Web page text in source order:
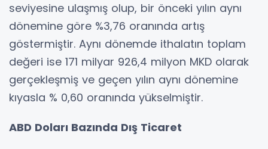
seviyesine ulaşmış olup, bir önceki yılın aynı
dönemine göre %3,76 oranında artış
göstermiştir. Aynı dönemde ithalatın toplam
değeri ise 171 milyar 926,4 milyon MKD olarak
gerçekleşmiş ve geçen yılın aynı dönemine
kıyasla % 0,60 oranında yükselmiştir.
ABD Doları Bazında Dış Ticaret